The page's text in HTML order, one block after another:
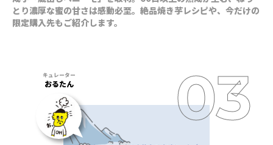
とり濃厚な蜜の甘さは感動必至。絶品焼き芋レシピや、今だけの
限定購入先もご紹介します。
おるたん